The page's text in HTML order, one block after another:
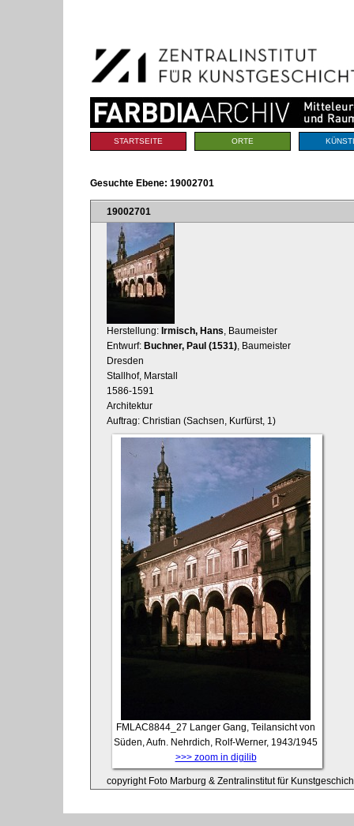
Navigation
Sektionen
STARTSEITE ORTE
Gesuchte Ebene: 19002701
19002701
Herstellung: Irmisch, Hans , Baumeister
Entwurf: Buchner, Paul (1531) , Baumeister
Dresden
Stallhof, Marstall
1586-1591
Architektur
Auftrag: Christian (Sachsen, Kurfürst, 1)
FMLAC8844_27 Langer Gang, Teilansicht von
Süden, Aufn. Nehrdich, Rolf-Werner, 1943/1945
>>> zoom in digilib
copyright Foto Marburg & Zentralinstitut für